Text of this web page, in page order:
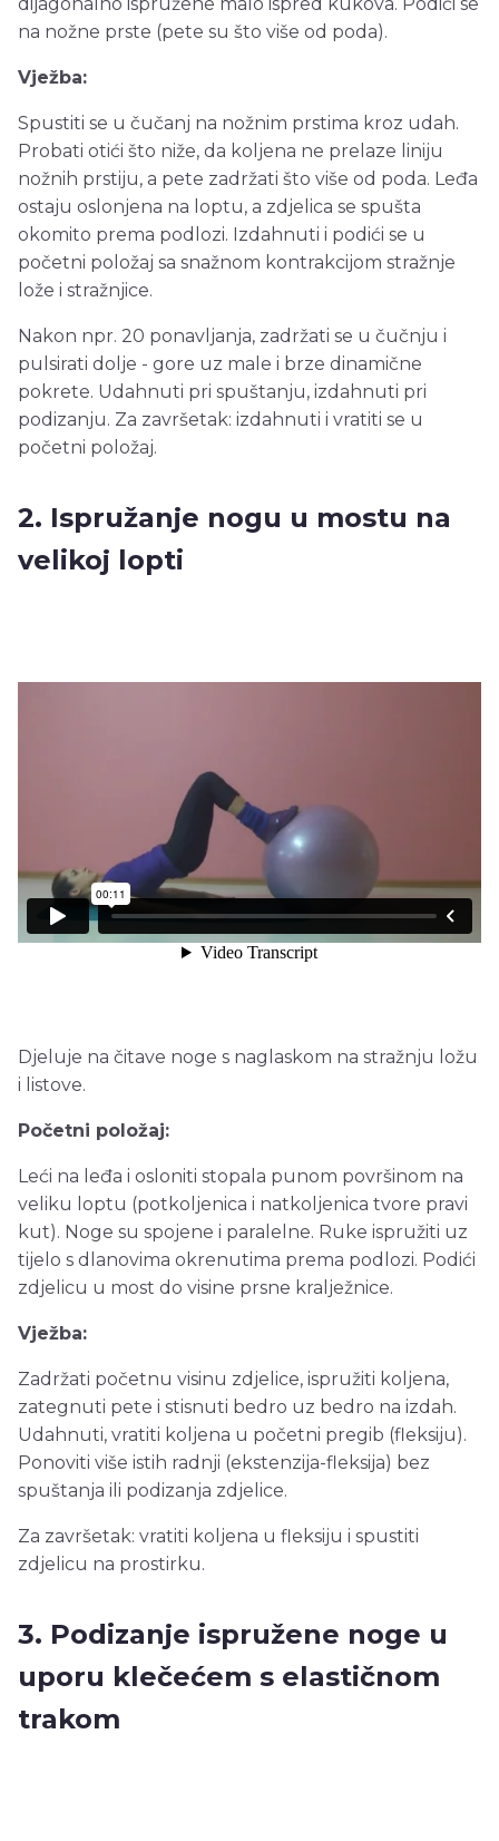
na nožne prste (pete su što više od poda).
Vježba:
Spustiti se u čučanj na nožnim prstima kroz udah.
Probati otići što niže, da koljena ne prelaze liniju
nožnih prstiju, a pete zadržati što više od poda. Leđa
ostaju oslonjena na loptu, a zdjelica se spušta
okomito prema podlozi. Izdahnuti i podići se u
početni položaj sa snažnom kontrakcijom stražnje
lože i stražnjice.
Nakon npr. 20 ponavljanja, zadržati se u čučnju i
pulsirati dolje - gore uz male i brze dinamične
pokrete. Udahnuti pri spuštanju, izdahnuti pri
podizanju. Za završetak: izdahnuti i vratiti se u
početni položaj.
2. Ispružanje nogu u mostu na
velikoj lopti
Djeluje na čitave noge s naglaskom na stražnju ložu
i listove.
Početni položaj:
Leći na leđa i osloniti stopala punom površinom na
veliku loptu (potkoljenica i natkoljenica tvore pravi
kut). Noge su spojene i paralelne. Ruke ispružiti uz
tijelo s dlanovima okrenutima prema podlozi. Podići
zdjelicu u most do visine prsne kralježnice.
Vježba:
Zadržati početnu visinu zdjelice, ispružiti koljena,
zategnuti pete i stisnuti bedro uz bedro na izdah.
Udahnuti, vratiti koljena u početni pregib (fleksiju).
Ponoviti više istih radnji (ekstenzija-fleksija) bez
spuštanja ili podizanja zdjelice.
Za završetak: vratiti koljena u fleksiju i spustiti
zdjelicu na prostirku.
3. Podizanje ispružene noge u
uporu klečećem s elastičnom
trakom